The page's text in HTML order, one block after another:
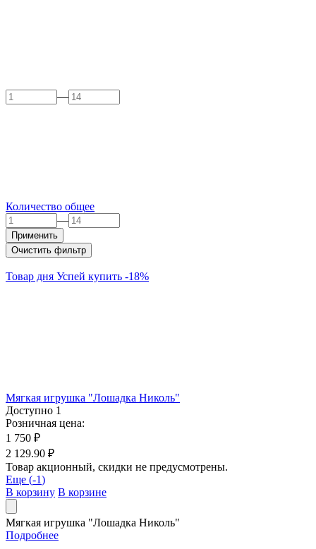
—
Количество общее
—
Применить
Очистить фильтр
Товар дня Успей купить -18%
Мягкая игрушка "Лошадка Николь"
Доступно 1
Розничная цена:
1 750 ₽
2 129.90 ₽
Товар акционный, скидки не предусмотрены.
Еще (-1)
В корзину В корзине
Мягкая игрушка "Лошадка Николь"
Подробнее